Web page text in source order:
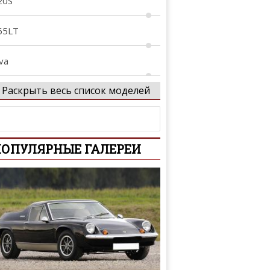
12C
Раскрыть весь список моделей
ГАЛЕРЕИ